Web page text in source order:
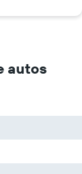
autos